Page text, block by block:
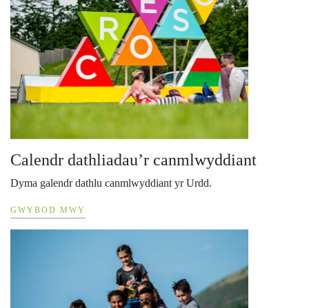
Calendr dathliadau’r canmlwyddiant
Dyma galendr dathlu canmlwyddiant yr Urdd.
GWYBOD MWY